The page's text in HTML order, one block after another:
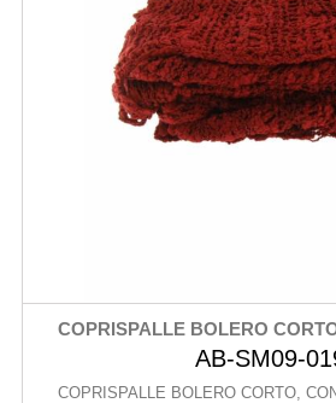
COPRISPALLE BOLERO
AB-SM09-
COPRISPALLE BOLERO CORTO,